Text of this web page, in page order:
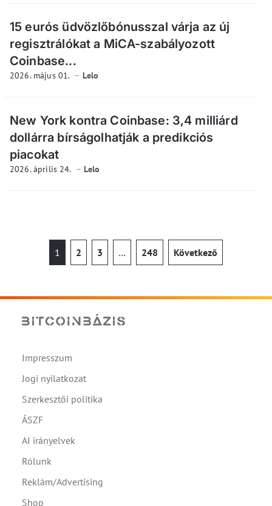
15 eurós üdvözlőbónusszal várja az új
regisztrálókat a MiCA-szabályozott
Coinbase...
2026. május 01. Lelo
New York kontra Coinbase: 3,4 milliárd
dollárra bírságolhatják a predikciós
piacokat
2026. április 24. Lelo
1 2 3 … 248 Következő
Impresszum
Jogi nyilatkozat
Szerkesztői politika
ÁSZF
AI irányelvek
Rólunk
Reklám/Advertising
Shop